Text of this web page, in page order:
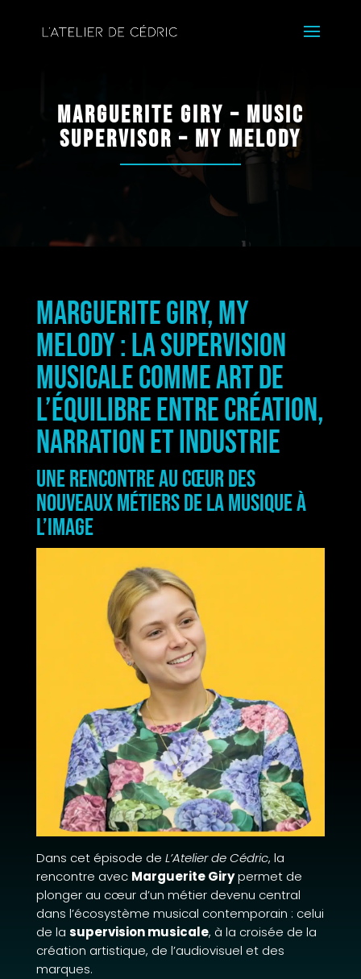
Marguerite Giry – MUSIC
SUPERVISOR – MY MELODY
Marguerite Giry, My
Melody : la supervision
musicale comme art de
l’équilibre entre création,
narration et industrie
Une rencontre au cœur des
nouveaux métiers de la musique à
l’image
Dans cet épisode de L’Atelier de Cédric, la
rencontre avec Marguerite Girypermet de
plonger au cœur d’un métier devenu central
dans l’écosystème musical contemporain : celui
de la supervision musicale, à la croisée de la
création artistique, de l’audiovisuel et des
marques.